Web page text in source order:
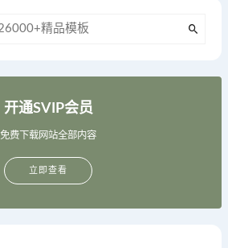
开通SVIP会员
免费下载网站全部内容
立即查看